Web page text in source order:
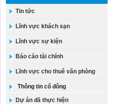
Tin tức
Lĩnh vực khách sạn
Lĩnh vực sự kiện
Báo cáo tài chính
Lĩnh vực cho thuê văn phòng
Thông tin cổ đông
Dự án đã thực hiện